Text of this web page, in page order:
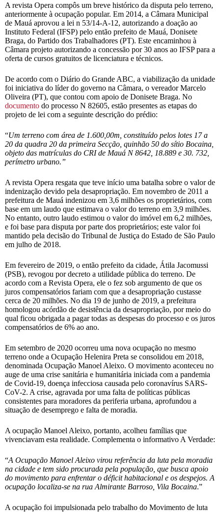
A revista Opera compôs um breve histórico da disputa pelo terreno,
anteriormente à ocupação popular. Em 2014, a Câmara Municipal
de Mauá aprovou a lei n 53/14-A-12, autorizando a doação ao
Instituto Federal (IFSP) pelo então prefeito de Mauá, Donisete
Braga, do Partido dos Trabalhadores (PT). Este encaminhou à
Câmara projeto autorizando a concessão por 30 anos ao IFSP para a
oferta de cursos gratuitos de licenciatura e técnicos.
De acordo com o Diário do Grande ABC, a viabilização da unidade
foi iniciativa do líder do governo na Câmara, o vereador Marcelo
Oliveira (PT), que contou com apoio de Donisete Braga. No
documento do processo N 82605, estão presentes as etapas do
projeto de lei com a seguinte descrição do prédio:
“Um terreno com área de 1.600,00m, constituído pelos lotes 17 a
20 da quadra 20 da primeira Secção, quinhão 50 do sítio Bocaina,
objeto das matrículas do CRI de Mauá N 8642, 18.889 e 30. 732,
perímetro urbano.”
A revista Opera resgata que teve início uma batalha sobre o valor de
indenização devido pela desapropriação. Em novembro de 2011 a
prefeitura de Mauá indenizou em 3,6 milhões os proprietários, com
base em um laudo que estimava o valor do terreno em 3,9 milhões.
No entanto, outro laudo estimou o valor do imóvel em 6,2 milhões,
e foi base para disputa por parte dos proprietários; este valor foi
mantido pela decisão do Tribunal de Justiça do Estado de São Paulo
em julho de 2018.
Em fevereiro de 2019, o então prefeito da cidade, Átila Jacomussi
(PSB), revogou por decreto a utilidade pública do terreno. De
acordo com a Revista Opera, ele o fez sob argumento de que os
juros compensatórios fariam com que a desapropriação custasse
cerca de 20 milhões. No dia 19 de junho de 2019, a prefeitura
homologou acórdão de desistência da desapropriação, por meio do
qual ficou obrigada a pagar todas as despesas do processo e os juros
compensatórios de 6% ao ano.
Em setembro de 2020 ocorreu uma nova ocupação no mesmo
terreno onde a Ocupação Helenira Preta se consolidou em 2018,
denominada Ocupação Manoel Aleixo. O movimento aconteceu no
auge de uma crise sanitária e humanitária iniciada com a pandemia
de Covid-19, doença infecciosa causada pelo coronavírus SARS-
CoV-2. A crise, agravada por uma falta de políticas públicas
consistentes para moradores da periferia urbana, aprofundou a
situação de desemprego e falta de moradia.
A ocupação Manoel Aleixo, portanto, acolheu famílias que
vivenciavam esta realidade. Complementa o informativo A Verdade:
“A Ocupação Manoel Aleixo virou referência da luta pela moradia
na cidade e tem sido procurada pela população, que busca apoio
do movimento para enfrentar o déficit habitacional e os despejos. A
ocupação localiza-se na rua Almirante Barroso, Vila Bocaina.”
A ocupação foi impulsionada pelo trabalho do Movimento de luta